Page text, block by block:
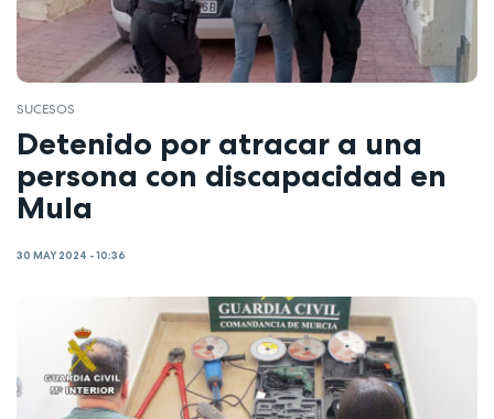
SUCESOS
Detenido por atracar a una
persona con discapacidad en
Mula
30 MAY 2024 - 10:36